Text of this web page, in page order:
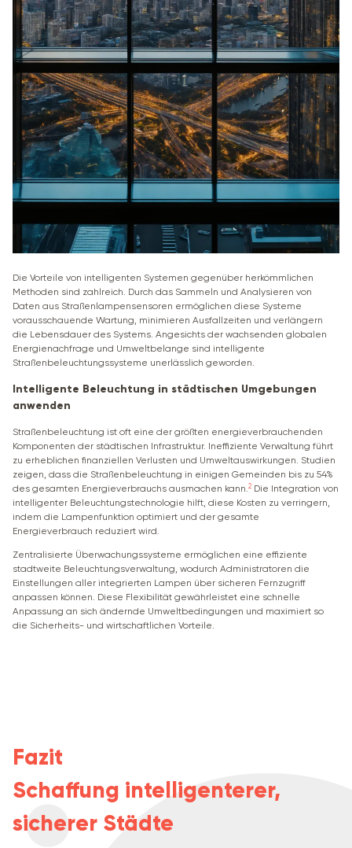
Die Vorteile von intelligenten Systemen gegenüber herkömmlichen
Methoden sind zahlreich. Durch das Sammeln und Analysieren von
Daten aus Straßenlampensensoren ermöglichen diese Systeme
vorausschauende Wartung, minimieren Ausfallzeiten und verlängern
die Lebensdauer des Systems. Angesichts der wachsenden globalen
Energienachfrage und Umweltbelange sind intelligente
Straßenbeleuchtungssysteme unerlässlich geworden.
Intelligente Beleuchtung in städtischen Umgebungen
anwenden
Straßenbeleuchtung ist oft eine der größten energieverbrauchenden
Komponenten der städtischen Infrastruktur. Ineffiziente Verwaltung führt
zu erheblichen finanziellen Verlusten und Umweltauswirkungen. Studien
zeigen, dass die Straßenbeleuchtung in einigen Gemeinden bis zu 54%
des gesamten Energieverbrauchs ausmachen kann.2 Die Integration von
intelligenter Beleuchtungstechnologie hilft, diese Kosten zu verringern,
indem die Lampenfunktion optimiert und der gesamte
Energieverbrauch reduziert wird.
Zentralisierte Überwachungssysteme ermöglichen eine effiziente
stadtweite Beleuchtungsverwaltung, wodurch Administratoren die
Einstellungen aller integrierten Lampen über sicheren Fernzugriff
anpassen können. Diese Flexibilität gewährleistet eine schnelle
Anpassung an sich ändernde Umweltbedingungen und maximiert so
die Sicherheits- und wirtschaftlichen Vorteile.
Fazit
Schaffung intelligenterer,
sicherer Städte